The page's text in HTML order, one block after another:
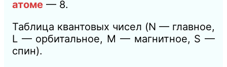
атоме — 8.
Таблица квантовых чисел (N — главное,
L — орбитальное, M — магнитное, S —
спин).